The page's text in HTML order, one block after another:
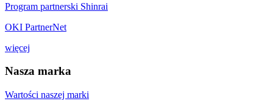
Program partnerski Shinrai
OKI PartnerNet
więcej
Nasza marka
Wartości naszej marki